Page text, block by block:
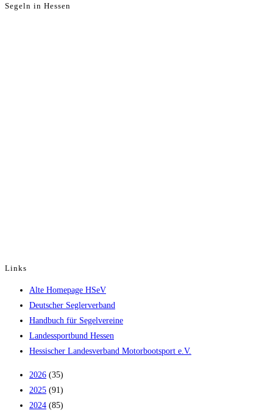
Segeln in Hessen
Links
Alte Homepage HSeVOpens
in
a
new
tab
Deutscher Seglerverband
in
new
Handbuch für SegelvereineOpens
a
Landessportbund Hessen
in
Hessischer Landesverband Motorbootsport e.V.
2026 (35)
2025 (91)
2024 (85)